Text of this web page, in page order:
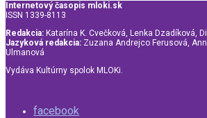
Internetový časopis mloki.sk
ISSN 1339-8113
Redakcia: Katarína K. Cvečková, Lenka Dzadíková,
Jazyková redakcia: Zuzana Andrejco Ferusová,
Ulmanová
Vydáva Kultúrny spolok MLOKi.
facebook